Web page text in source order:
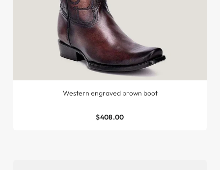
Western engraved brown boot
$408.00